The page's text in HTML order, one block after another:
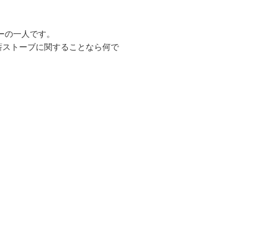
一人です。
トーブに関することなら何で